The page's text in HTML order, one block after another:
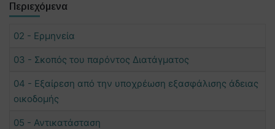
Περιεχόμενα
02 - Ερμηνεία
03 - Σκοπός του παρόντος Διατάγματος
04 - Εξαίρεση από την υποχρέωση εξασφάλισης άδειας
οικοδομής
05 - Αντικατάσταση